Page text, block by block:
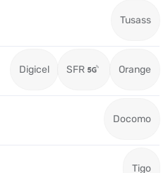
Tusass
Digicel SFR Orange
Docomo
Tigo